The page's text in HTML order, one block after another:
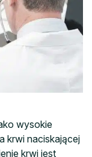
wysokie
krwi naciskającej
krwi jest